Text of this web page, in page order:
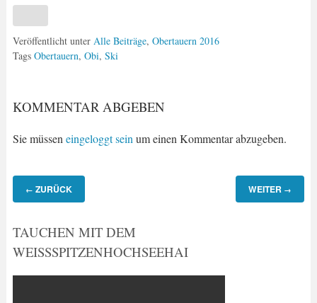
Veröffentlicht unter Alle Beiträge, Obertauern 2016
Tags Obertauern, Obi, Ski
KOMMENTAR ABGEBEN
Sie müssen eingeloggt sein um einen Kommentar abzugeben.
← ZURÜCK WEITER →
TAUCHEN MIT DEM
WEISSSPITZENHOCHSEEHAI